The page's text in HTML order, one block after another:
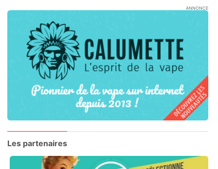
ANNONCE
Les partenaires